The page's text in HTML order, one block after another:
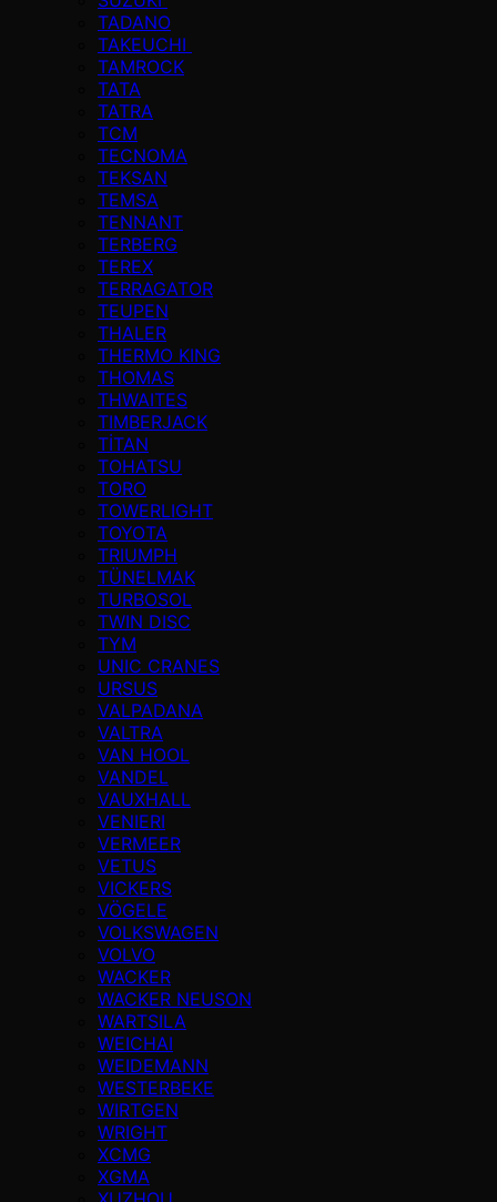
TADANO
TAKEUCHI
TAMROCK
TATA
TATRA
TCM
TECNOMA
TEKSAN
TEMSA
TENNANT
TERBERG
TEREX
TERRAGATOR
TEUPEN
THALER
THERMO KING
THOMAS
THWAITES
TIMBERJACK
TİTAN
TOHATSU
TORO
TOWERLIGHT
TOYOTA
TRIUMPH
TÜNELMAK
TURBOSOL
TWIN DISC
TYM
UNIC CRANES
URSUS
VALPADANA
VALTRA
VAN HOOL
VANDEL
VAUXHALL
VENIERI
VERMEER
VETUS
VICKERS
VÖGELE
VOLKSWAGEN
VOLVO
WACKER
WACKER NEUSON
WARTSILA
WEICHAI
WEIDEMANN
WESTERBEKE
WIRTGEN
WRIGHT
XCMG
XGMA